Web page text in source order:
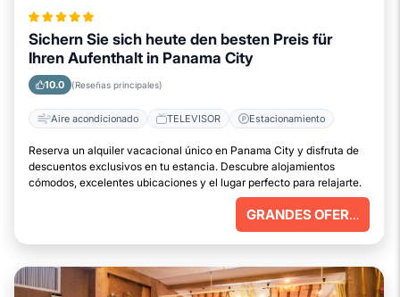
Sichern Sie sich heute den besten Preis für
Ihren Aufenthalt in Panama City
10.0 (Reseñas principales)
Aire acondicionado TELEVISOR Estacionamiento
Reserva un alquiler vacacional único en Panama City y disfruta de
descuentos exclusivos en tu estancia. Descubre alojamientos
cómodos, excelentes ubicaciones y el lugar perfecto para relajarte.
GRANDES OFERTAS